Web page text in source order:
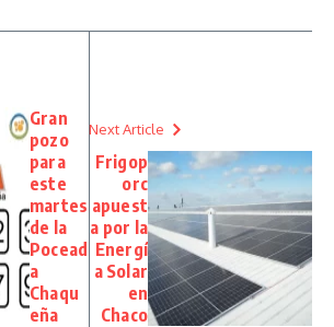
Gran
pozo
para
este
martes
de la
Pocead
a
Chaqu
eña
Next Article
Frigop
orc
apuest
a por la
Energí
a Solar
en
Chaco